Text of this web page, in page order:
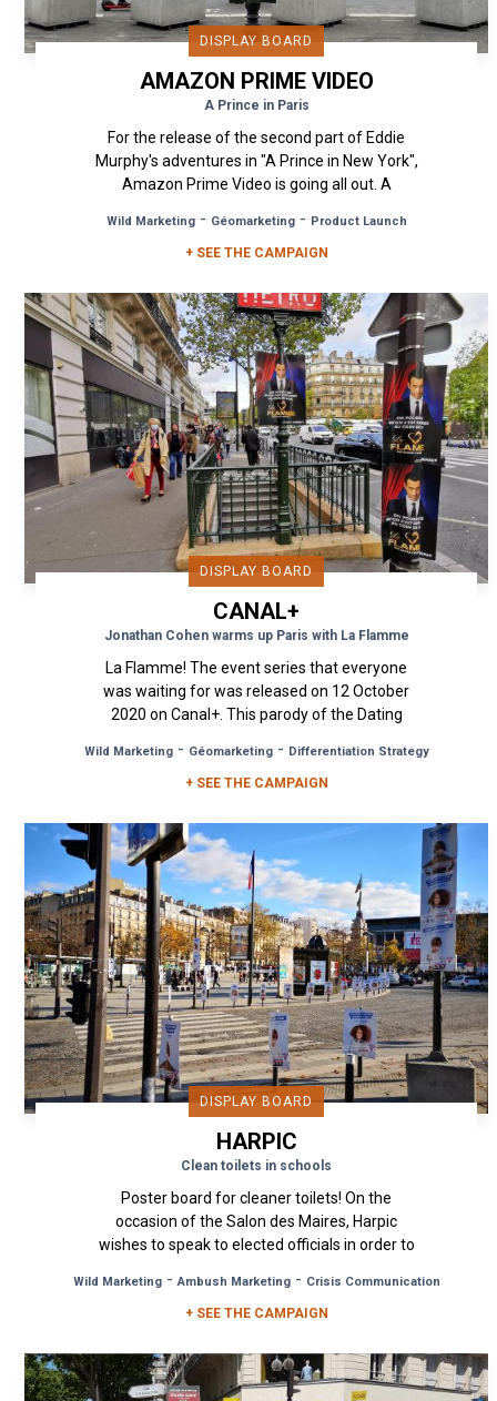
DISPLAY BOARD
AMAZON PRIME VIDEO
A Prince in Paris
For the release of the second part of Eddie
Murphy's adventures in "A Prince in New York",
Amazon Prime Video is going all out. A
Wild Marketing- Géomarketing- Product Launch
+ SEE THE CAMPAIGN
DISPLAY BOARD
CANAL+
Jonathan Cohen warms up Paris with La Flamme
La Flamme! The event series that everyone
was waiting for was released on 12 October
2020 on Canal+. This parody of the Dating
Wild Marketing- Géomarketing- Differentiation Strategy
+ SEE THE CAMPAIGN
DISPLAY BOARD
HARPIC
Clean toilets in schools
Poster board for cleaner toilets! On the
occasion of the Salon des Maires, Harpic
wishes to speak to elected officials in order to
Wild Marketing- Ambush Marketing- Crisis Communication
+ SEE THE CAMPAIGN